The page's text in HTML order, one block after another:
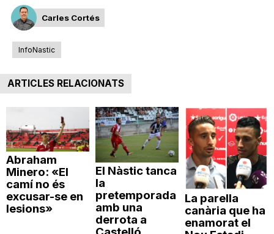
Carles Cortés
InfoNastic
ARTICLES RELACIONATS
Abraham
Minero: «El
camí no és
excusar-se en
lesions»
El Nàstic tanca
la
pretemporada
amb una
derrota a
La parella
canària que ha
enamorat el